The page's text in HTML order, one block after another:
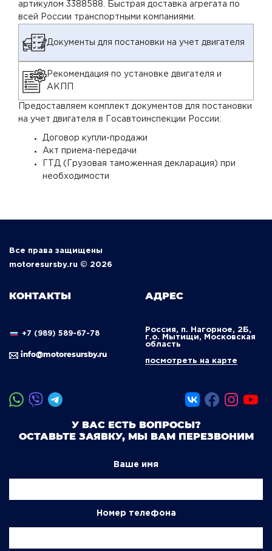
артикулом 3388588. Быстрая доставка агрегата по
всей России транспортными компаниями.
Документы для постановки на учет двигателя
Рекомендация по установке двигателя и
АКПП
Предоставляем комплект документов для постановки
на учет двигателя в Госавтоинспекции России:
Договор купли-продажи
Акт приема-передачи
ГТД (Грузовая таможенная декларация) при
необходимости
Все права защищены
motoresursby.ru © 2026
КОНТАКТЫ
+7 (989) 589-67-78
info@motoresursby.ru
АДРЕС
Россия, п. Нагорное, 2Б,
г.о. Мытищи, Московская
область
посмотреть на карте
У ВАС ЕСТЬ ВОПРОСЫ?
ОСТАВЬТЕ ЗАЯВКУ, МЫ ВАМ ПЕРЕЗВОНИМ
Ваше имя
Номер телефона